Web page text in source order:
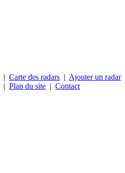
| Carte des radars | Ajouter un radar
| Plan du site | Contact